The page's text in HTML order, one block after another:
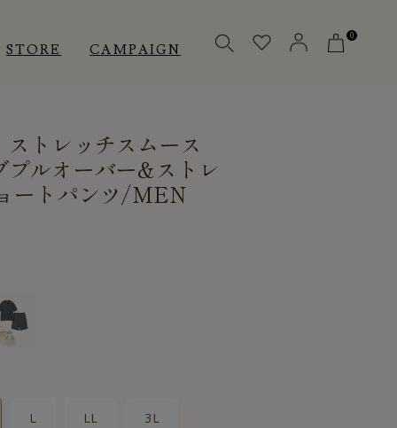
STORE CAMPAIGN
0
INNER OTHERS
アクセサリー
OTHERS
アクセサリー
ストレッチスムース
プルオーバー&ストレ
ートパンツ/MEN
L LL 3L